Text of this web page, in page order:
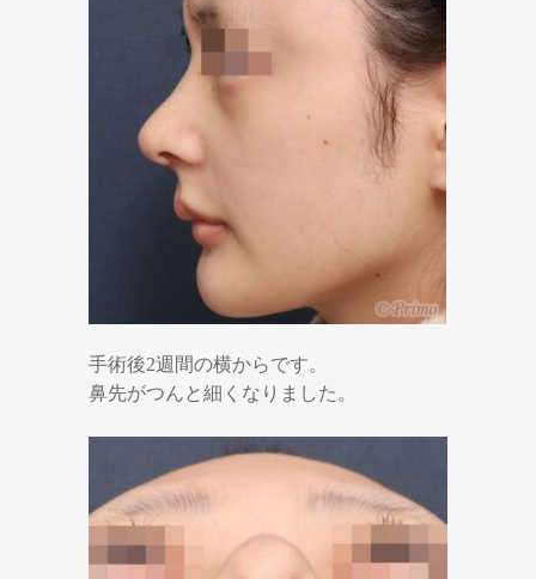
手術後2週間の横からです。
鼻先がつんと細くなりました。